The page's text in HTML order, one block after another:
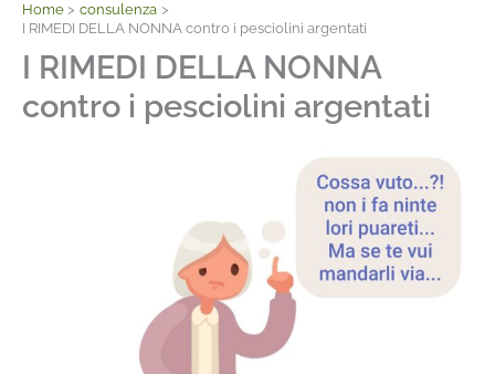
Home
consulenza
I RIMEDI DELLA NONNA contro i pesciolini argentati
I RIMEDI DELLA NONNA
contro i pesciolini argentati